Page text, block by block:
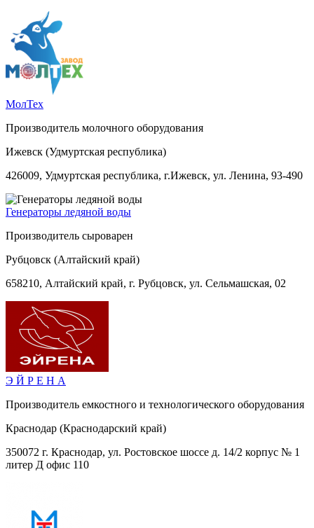
МолТех
Производитель молочного оборудования
Ижевск (Удмуртская республика)
426009, Удмуртская республика, г.Ижевск, ул. Ленина, 93-490
Генераторы ледяной воды
Производитель сыроварен
Рубцовск (Алтайский край)
658210, Алтайский край, г. Рубцовск, ул. Сельмашская, 02
Э Й Р Е Н А
Производитель емкостного и технологического оборудования
Краснодар (Краснодарский край)
350072 г. Краснодар, ул. Ростовское шоссе д. 14/2 корпус № 1
литер Д офис 110